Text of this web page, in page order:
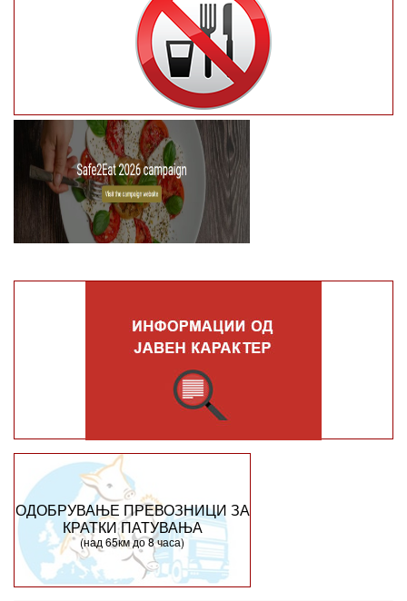
ОДОБРУВАЊЕ ПРЕВОЗНИЦИ ЗА
КРАТКИ ПАТУВАЊА
(над 65км до 8 часа)